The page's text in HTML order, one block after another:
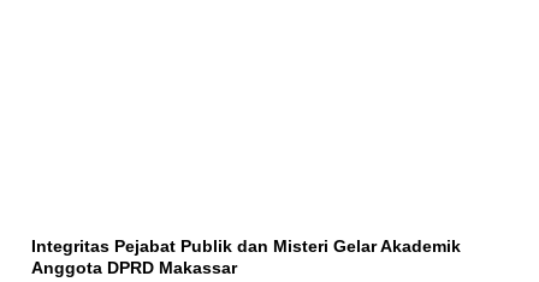
Integritas Pejabat Publik dan Misteri Gelar Akademik
Anggota DPRD Makassar